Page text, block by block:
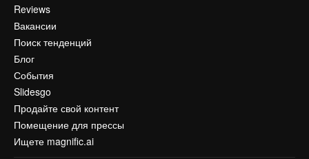
Reviews
Вакансии
Поиск тенденций
Блог
События
Slidesgo
Продайте свой контент
Помещение для прессы
Ищете magnific.ai